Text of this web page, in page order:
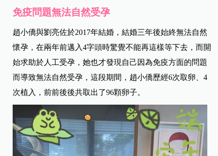
免疫問題無法自然受孕
趙小僑與劉亮佐於2017年結婚，結婚三年後始終無法自然
懷孕，在兩年前邁入4字頭時驚覺不能再這樣等下去，而開
始求助於人工受孕，她也才發現自己因為免疫方面的問題
而導致無法自然受孕，這段期間，趙小僑歷經6次取卵、4
次植入，前前後後共取出了96顆卵子。